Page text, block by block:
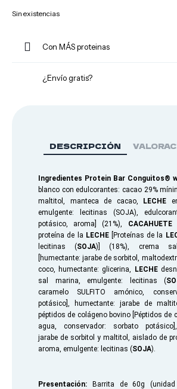
Sin existencias
Con MÁS proteinas
¿Envío gratis?
DESCRIPCIÓN
Ingredientes Protein Bar Conguitos®
blanco con edulcorantes: cacao 29%
maltitol, manteca de cacao,
LECHE
emulgente: lecitinas (SOJA),
potásico, aroma] (21%),
CACAHUETE
proteína de la LECHE [Proteínas de la
lecitinas (SOJA)] (18%), crema
[humectante: jarabe de sorbitol,
coco, humectante: glicerina,
LECHE
sal marina, emulgente: lecitinas (
caramelo SULFITO amónico,
potásico], humectante: jarabe de
péptidos de colágeno bovino [Péptidos de
agua, conservador: sorbato
jarabe de sorbitol y maltitol, aislado de
aroma, emulgente: lecitinas (SOJA).
Presentación:
Barrita de 60g
avenas
Queso